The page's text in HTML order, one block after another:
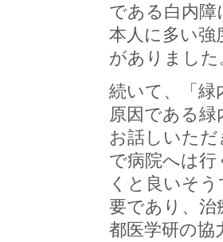
である白内障
本人に多い強
がありました
続いて、「緑
原因である
お話しいた
で病院へは
くと良いそ
要であり、治
都医学研の協